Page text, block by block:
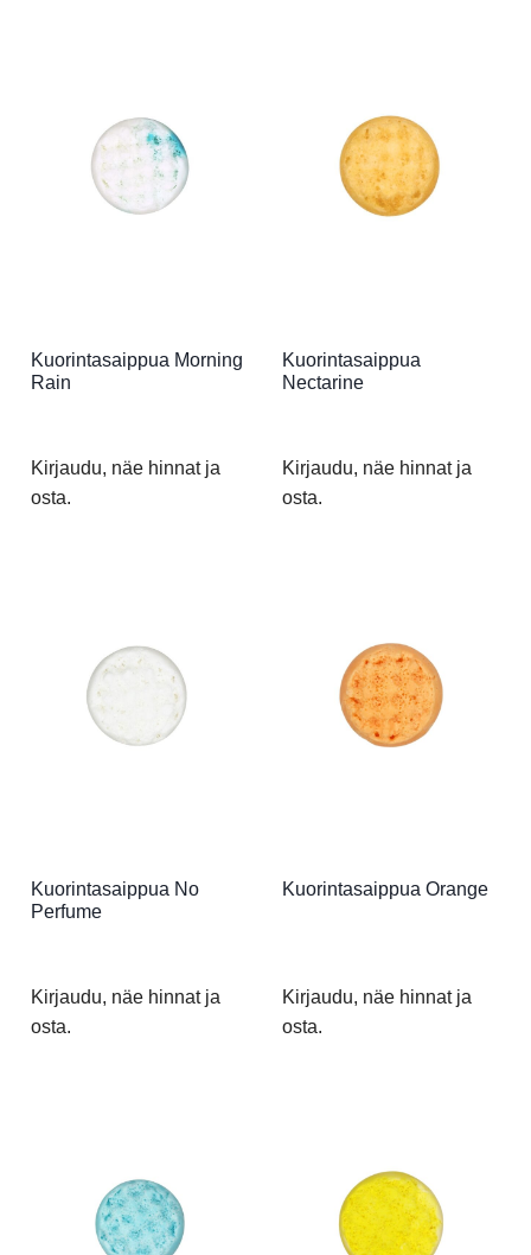
Kuorintasaippua Morning
Rain
Kirjaudu, näe hinnat ja
osta.
Kuorintasaippua
Nectarine
Kirjaudu, näe hinnat ja
osta.
Kuorintasaippua No
Perfume
Kirjaudu, näe hinnat ja
osta.
Kuorintasaippua Orange
Kirjaudu, näe hinnat ja
osta.